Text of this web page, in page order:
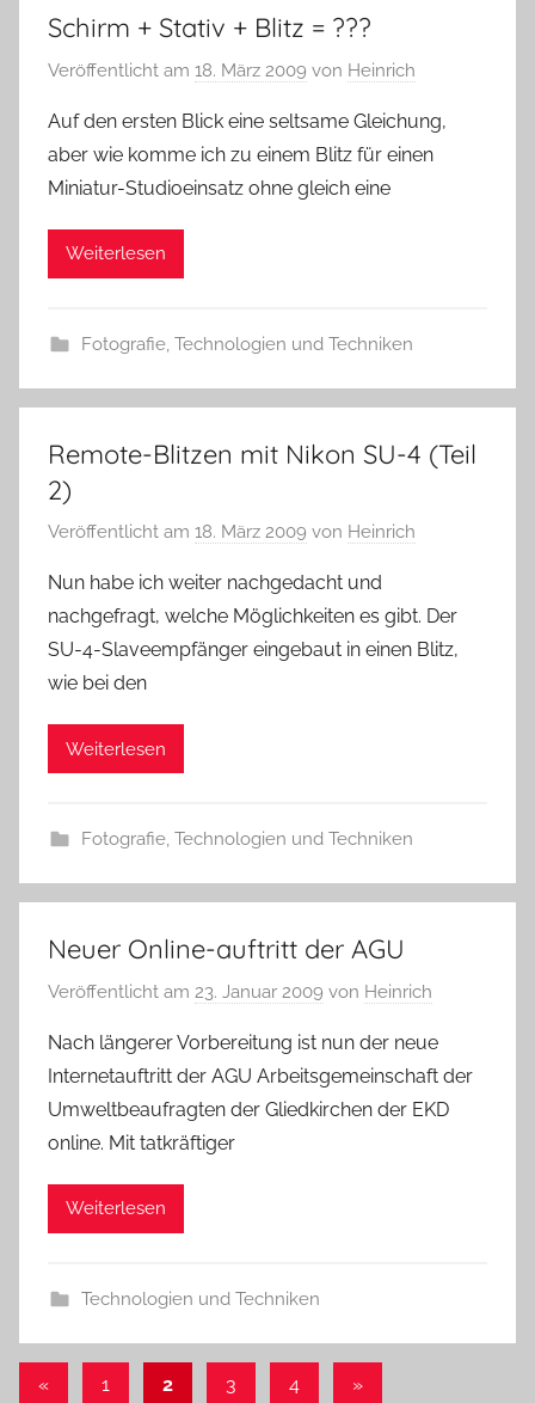
Schirm + Stativ + Blitz = ???
Veröffentlicht am 18. März 2009 von Heinrich
Auf den ersten Blick eine seltsame Gleichung,
aber wie komme ich zu einem Blitz für einen
Miniatur-Studioeinsatz ohne gleich eine
Weiterlesen
Fotografie, Technologien und Techniken
Remote-Blitzen mit Nikon SU-4 (Teil
2)
Veröffentlicht am 18. März 2009 von Heinrich
Nun habe ich weiter nachgedacht und
nachgefragt, welche Möglichkeiten es gibt. Der
SU-4-Slaveempfänger eingebaut in einen Blitz,
wie bei den
Weiterlesen
Fotografie, Technologien und Techniken
Neuer Online-auftritt der AGU
Veröffentlicht am 23. Januar 2009 von Heinrich
Nach längerer Vorbereitung ist nun der neue
Internetauftritt der AGU Arbeitsgemeinschaft der
Umweltbeaufragten der Gliedkirchen der EKD
online. Mit tatkräftiger
Weiterlesen
Technologien und Techniken
Seitennummerierung
«Vorherige
1 2 3 4 Nächste
»